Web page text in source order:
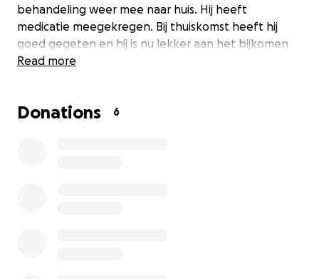
behandeling weer mee naar huis. Hij heeft
medicatie meegekregen. Bij thuiskomst heeft hij
goed gegeten en hij is nu lekker aan het bijkomen
en maakt het goed.
kliniek voor wat teen amputaties als gevolg van
Read more
Donations 6